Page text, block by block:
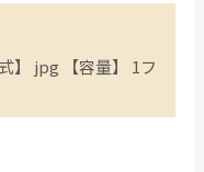
】 jpg 【容量】 1フ